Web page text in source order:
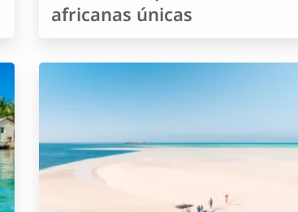
africanas únicas